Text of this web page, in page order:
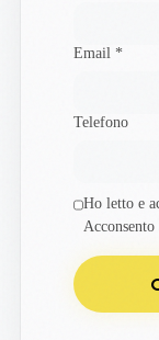
Email *
Telefono
Ho letto e